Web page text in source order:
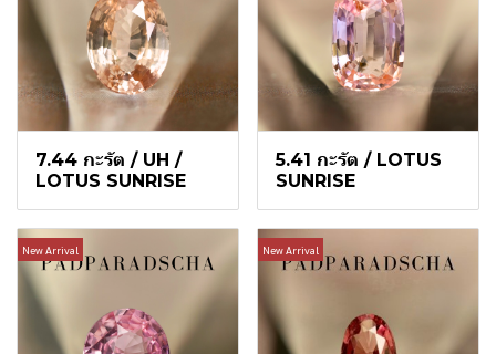
7.44 กะรัต / UH /
LOTUS SUNRISE
5.41 กะรัต / LOTUS
SUNRISE
New Arrival New Arrival